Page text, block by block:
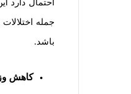
باشد.
کاهش